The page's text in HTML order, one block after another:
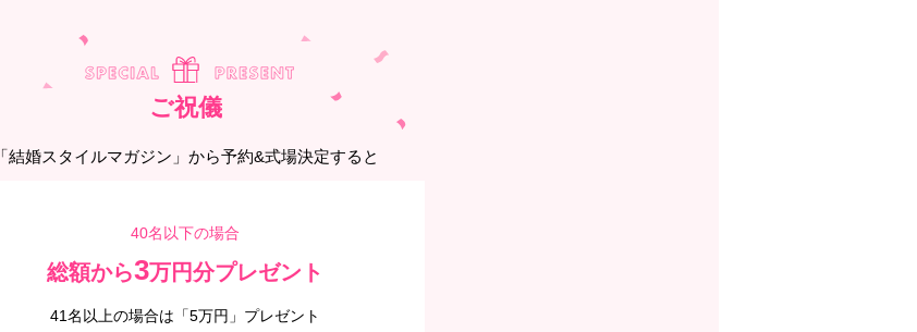
ご祝儀
「結婚スタイルマガジン」から予約&式場決定すると
40名以下の場合
総額から3万円分プレゼント
41名以上の場合は「5万円」プレゼント